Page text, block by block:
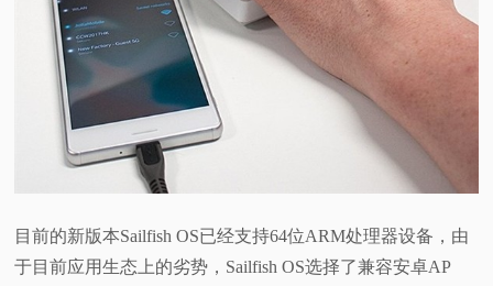
目前的新版本Sailfish OS已经支持64位ARM处理器设备，由
于目前应用生态上的劣势，Sailfish OS选择了兼容安卓AP